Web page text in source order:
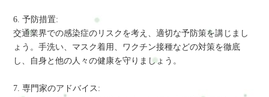
6. 予防措置:
交通業界での感染症のリスクを考え、適切な予防策を講じまし
ょう。手洗い、マスク着用、ワクチン接種などの対策を徹底
し、自身と他の人々の健康を守りましょう。
7. 専門家のアドバイス: